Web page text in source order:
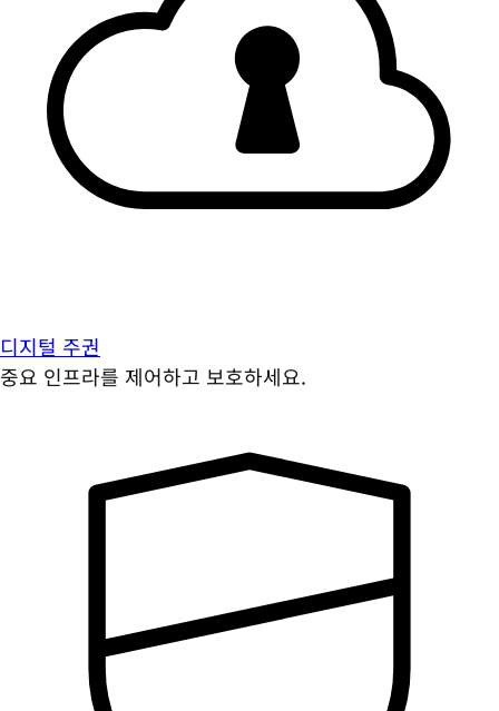
디지털 주권
중요 인프라를 제어하고 보호하세요.